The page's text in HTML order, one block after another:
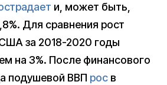
и, может быть,
Для сравнения рост
за 2018-2020 годы
на 3%. После финансового
подушевой ВВП рос в